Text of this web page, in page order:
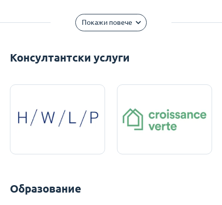
Покажи повече
Консултантски услуги
Образование